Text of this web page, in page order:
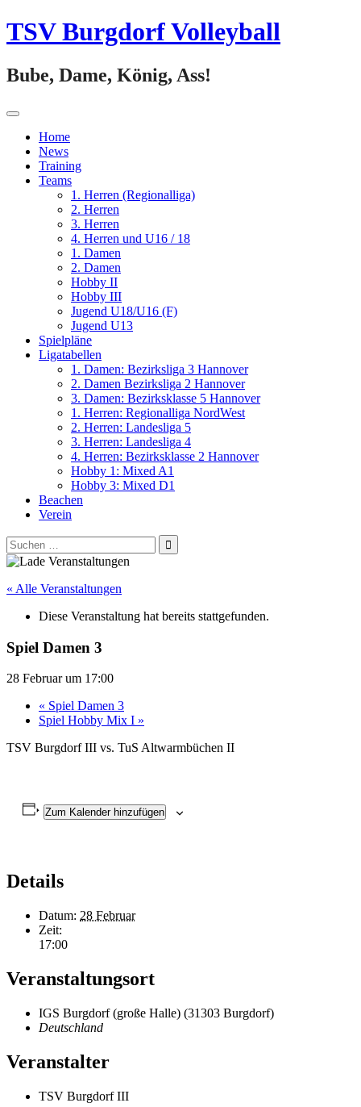
Springe
zum
TSV Burgdorf Volleyball
Bube, Dame, König, Ass!
Home
News
Training
Teams
1. Herren (Regionalliga)
2. Herren
3. Herren
4. Herren und U16 / 18
1. Damen
2. Damen
Hobby II
Hobby III
Jugend U18/U16 (F)
Jugend U13
Spielpläne
Ligatabellen
1. Damen: Bezirksliga 3 Hannover
2. Damen Bezirksliga 2 Hannover
3. Damen: Bezirksklasse 5 Hannover
1. Herren: Regionalliga NordWest
2. Herren: Landesliga 5
3. Herren: Landesliga 4
4. Herren: Bezirksklasse 2 Hannover
Hobby 1: Mixed A1
Hobby 3: Mixed D1
Beachen
Verein
Suchen
nach:
« Alle Veranstaltungen
Diese Veranstaltung hat bereits stattgefunden.
Spiel Damen 3
28 Februar um 17:00
« Spiel Damen 3
Spiel Hobby Mix I »
TSV Burgdorf III vs. TuS Altwarmbüchen II
Zum Kalender hinzufügen
Details
Datum: 28 Februar
Zeit:
17:00
Veranstaltungsort
IGS Burgdorf (große Halle) (31303 Burgdorf)
Deutschland
Veranstalter
TSV Burgdorf III